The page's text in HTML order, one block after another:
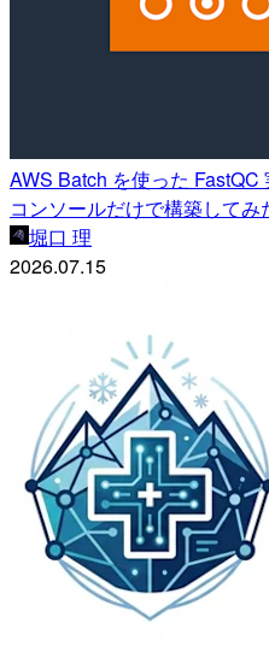
AWS Batch を使った FastQC
コンソールだけで構築してみ
堀口 理
2026.07.15